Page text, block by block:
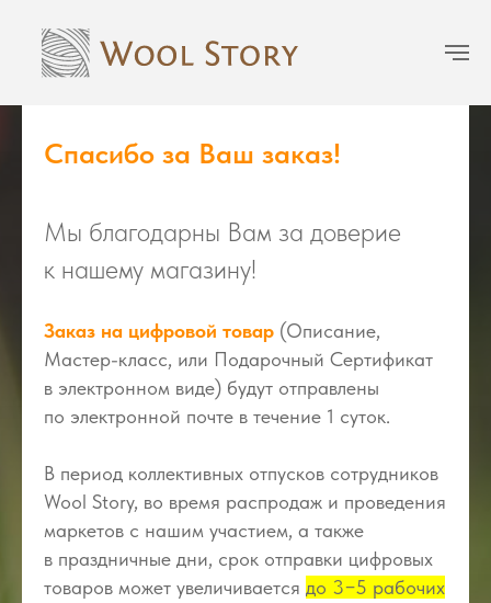
Спасибо за Ваш заказ!
Мы благодарны Вам за доверие
к нашему магазину!
Заказ на цифровой товар (Описание,
Мастер-класс, или Подарочный Сертификат
в электронном виде) будут отправлены
по электронной почте в течение 1 суток.
В период коллективных отпусков сотрудников
Wool Story, во время распродаж и проведения
маркетов с нашим участием, а также
в праздничные дни, срок отправки цифровых
товаров может увеличивается до 3−5 рабочих